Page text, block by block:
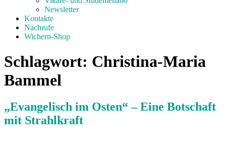
Newsletter
Kontakte
Nachrufe
Wichern-Shop
Schlagwort: Christina-Maria
Bammel
„Evangelisch im Osten“ – Eine Botschaft
mit Strahlkraft